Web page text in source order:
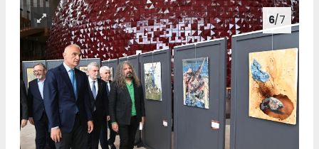
6/7